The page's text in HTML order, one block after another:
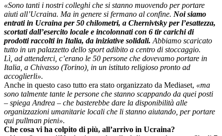
«Sono tanti i nostri colleghi che si stanno muovendo per portare
aiuti all’Ucraina. Ma in genere si fermano al confine. Noi siamo
entrati in Ucraina per 50 chilometri, a Chernivtsky per l’esattezza,
scortati dall’esercito locale e incolonnati con 6 tir carichi di
prodotti raccolti in Italia, da iniziative solidali. Abbiamo scaricato
tutto in un palazzetto dello sport adibito a centro di stoccaggio.
Lì, ad attenderci, c’erano le 50 persone che dovevamo portare in
Italia, a Chivasso (Torino), in un istituto religioso pronto ad
accoglierli».
Anche in questo caso tutto era stato organizzato da Mediaset, «ma
sono talmente tante le persone che stanno scappando da quei posti
– spiega Andrea – che basterebbe dare la disponibilità alle
organizzazioni umanitarie locali che li stanno aiutando, per portare
qui pullman pieni».
Che cosa vi ha colpito di più, all’arrivo in Ucraina?